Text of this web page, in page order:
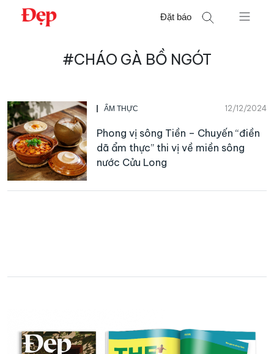
Chuyển
Đặt báo
#CHÁO GÀ BỒ NGÓT
ẨM THỰC 12/12/2024
Phong vị sông Tiền – Chuyến “điền
dã ẩm thực” thi vị về miền sông
nước Cửu Long